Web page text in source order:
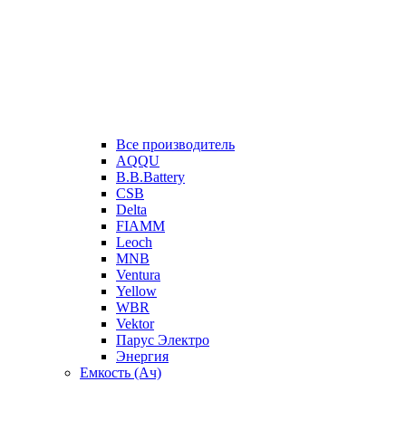
Все производитель
AQQU
B.B.Battery
CSB
Delta
FIAMM
Leoch
MNB
Ventura
Yellow
WBR
Vektor
Парус Электро
Энергия
Емкость (Ач)